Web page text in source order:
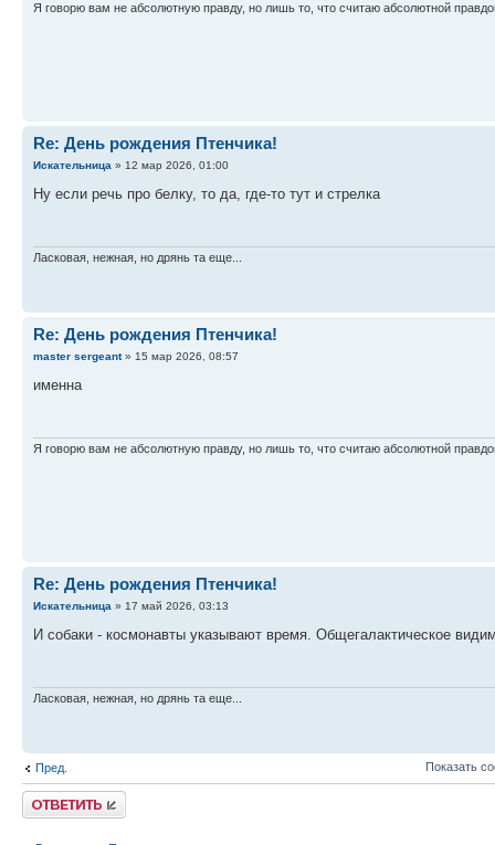
Я говорю вам не абсолютную правду, но лишь то, что считаю абсолютной
Re: День рождения Птенчика!
Искательница » 12 мар 2026, 01:00
Ну если речь про белку, то да, где-то тут и стрелка
Ласковая, нежная, но дрянь та еще...
Re: День рождения Птенчика!
master sergeant» 15 мар 2026, 08:57
именна
Я говорю вам не абсолютную правду, но лишь то, что считаю абсолютной
Re: День рождения Птенчика!
Искательница » 17 май 2026, 03:13
И собаки - космонавты указывают время. Общегалактическое
Ласковая, нежная, но дрянь та еще...
Пред. Показать
Ответить